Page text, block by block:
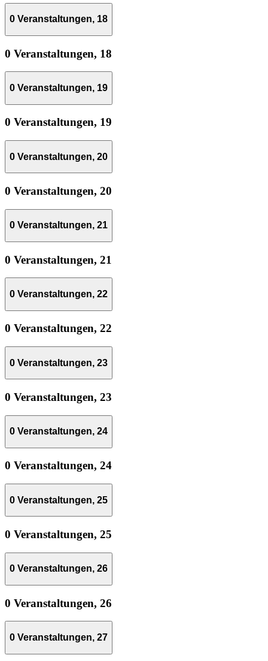
0 Veranstaltungen, 18
0 Veranstaltungen, 18
0 Veranstaltungen, 19
0 Veranstaltungen, 19
0 Veranstaltungen, 20
0 Veranstaltungen, 20
0 Veranstaltungen, 21
0 Veranstaltungen, 21
0 Veranstaltungen, 22
0 Veranstaltungen, 22
0 Veranstaltungen, 23
0 Veranstaltungen, 23
0 Veranstaltungen, 24
0 Veranstaltungen, 24
0 Veranstaltungen, 25
0 Veranstaltungen, 25
0 Veranstaltungen, 26
0 Veranstaltungen, 26
0 Veranstaltungen, 27